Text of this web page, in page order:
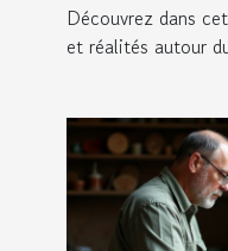
Découvrez dans
et réalités autour